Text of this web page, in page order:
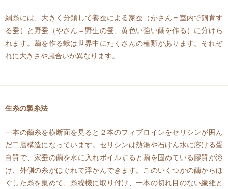
絹糸には、大きく分類して養蚕による家蚕（かさん＝室内で飼育す
る蚕）と野蚕（やさん＝野生の蚕、黄色い強い繭を作る）に分けら
れます。繭を作る蛾は世界中にたくさんの種類があります。それぞ
れに大きさや風合いが異なります。
生糸の製糸法
一本の繭糸を横断面を見ると２本のフィブロインをセリシンが囲ん
だ二層構造になっています。セリシンは熱湯や石けん水に溶ける蛋
白質で、家蚕の繭を水に入れボイルすると繭を固めている膠質が溶
け、外側の糸がほぐれて浮かんできます。このいくつかの繭からほ
ぐした糸を集めて、糸繰機に取り付け、一本の切れ目のない繊維と